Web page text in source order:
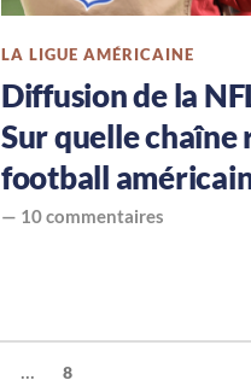
LA LIGUE AMÉRICAINE
Diffusion de la
Sur quelle chaîne
football
— 10 commentaires
... 8